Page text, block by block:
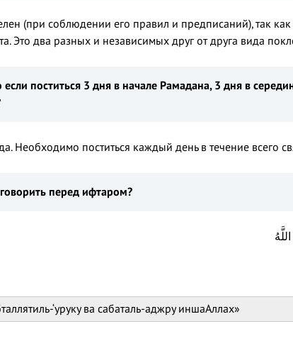
(при соблюдении его правил и предписаний), так
Это два разных и независимых друг от друга вида
поститься 3 дня в начале Рамадана, 3 дня в
Необходимо поститься каждый день в течение всего
перед ифтаром?
‘уруку ва сабаталь-аджру иншаАллах»